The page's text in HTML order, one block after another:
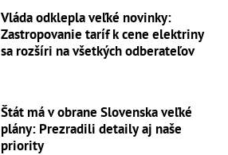
Vláda odklepla veľké novinky:
Zastropovanie taríf k cene elektriny
sa rozšíri na všetkých odberateľov
Štát má v obrane Slovenska veľké
plány: Prezradili detaily aj naše
priority